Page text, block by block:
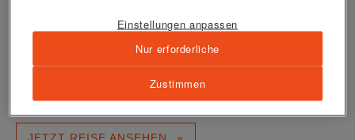
Abenteuer) - Nordmeer-Poesie zur Polarlichtsaison
31.08.2026 bis 17.09.2026 | 17 Tage
Einstellungen anpassen
Nur erforderliche
Zustimmen